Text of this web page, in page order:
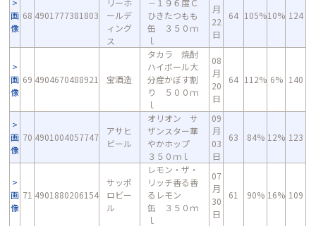
画
像
68 4901777381803
リーホ
ールデ
ィング
ス
－１９６度Ｃ
ひきたつもも
缶 ３５０ｍ
ｌ
月
22
日
64 105%10% 124
画
像
69 4904670488921 宝酒造
タカラ 焼酎
ハイボール大
分産かぼす割
り ５００ｍ
ｌ
08
月
20
日
64 112% 6% 140
画
像
70 4901004057747
アサヒ
ビール
オリオン サ
ザンスター華
やかホップ
３５０ｍｌ
09
月
03
日
63 84% 12% 123
画
像
71 4901880206154
サッポ
ロビー
ル
レモン・ザ・
リッチ香る香
るレモン
缶 ３５０ｍ
ｌ
07
月
30
日
61 90% 16% 109